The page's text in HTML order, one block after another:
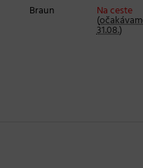
Braun Na ceste
(
31.08.)